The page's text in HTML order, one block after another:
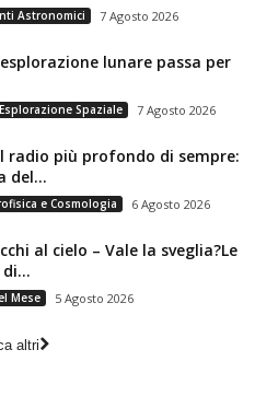
Astronomici 7 Agosto 2026
lunare passa per
Spaziale 7 Agosto 2026
radio più profondo di sempre:
del...
e Cosmologia 6 Agosto 2026
al cielo – Vale la sveglia?Le
Mese 5 Agosto 2026
altri